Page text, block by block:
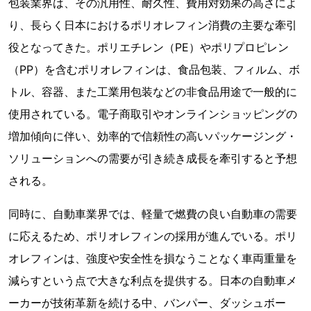
包装業界は、その汎用性、耐久性、費用対効果の高さによ
り、長らく日本におけるポリオレフィン消費の主要な牽引
役となってきた。ポリエチレン（PE）やポリプロピレン
（PP）を含むポリオレフィンは、食品包装、フィルム、ボ
トル、容器、また工業用包装などの非食品用途で一般的に
使用されている。電子商取引やオンラインショッピングの
増加傾向に伴い、効率的で信頼性の高いパッケージング・
ソリューションへの需要が引き続き成長を牽引すると予想
される。
同時に、自動車業界では、軽量で燃費の良い自動車の需要
に応えるため、ポリオレフィンの採用が進んでいる。ポリ
オレフィンは、強度や安全性を損なうことなく車両重量を
減らすという点で大きな利点を提供する。日本の自動車メ
ーカーが技術革新を続ける中、バンパー、ダッシュボー